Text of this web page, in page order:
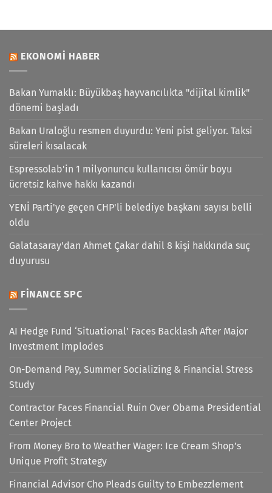
EKONOMI HABER
Bakan Yumaklı: Büyükbaş hayvancılıkta "dijital kimlik"
dönemi başladı
Bakan Uraloğlu resmen duyurdu: Yeni pist geliyor. Taksi
süreleri kısalacak
Espressolab'in 1 milyonuncu kullanıcısı ömür boyu
ücretsiz kahve hakkı kazandı
YENİ Parti'ye geçen CHP'li belediye başkanı sayısı belli
oldu
Galatasaray'dan Ahmet Çakar dahil 8 kişi hakkında suç
duyurusu
FINANCE SPC
AI Hedge Fund ‘Situational’ Faces Backlash After Major
Investment Implodes
On-Demand Pay, Summer Socializing & Financial Stress
Study
Contractor Faces Financial Ruin Over Obama Presidential
Center Project
From Money Bro to Weather Wager: Ice Cream Shop’s
Unique Profit Strategy
Financial Advisor Cho Pleads Guilty to Embezzlement